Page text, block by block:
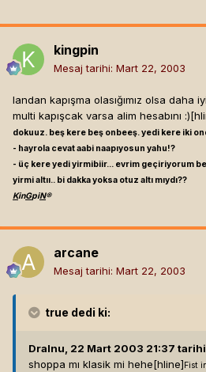
kingpin
Mesaj tarihi: Mart 22, 2003
landan kapışma olasığımız olsa daha
multi kapışcak varsa alim hesabını
dokuuz. beş kere beş onbeeş. yedi kere iki
- hayrola cevat aabi naapıyosun yahu!?
- üç kere yedi yirmibiir... evrim geçiriyorum
yirmi altıı.. bi dakka yoksa otuz altı mıydı??
KinGpiN®
arcane
Mesaj tarihi: Mart 22, 2003
true dedi ki:
Dralnu, 22 Mart 2003 21:37
shoppa mı klasik mi hehe[hline] Fist